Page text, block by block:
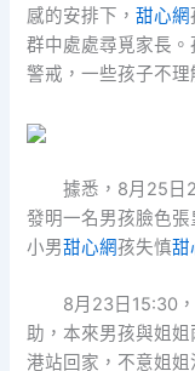
感的安排下，甜心網
群中處處尋覓家長
警戒，一些孩子不理
據悉，8月25日
發明一名男孩臉色
小男甜心網孩失慎甜
8月23日15:30，
助，本來男孩與姐
港站回家，不意姐